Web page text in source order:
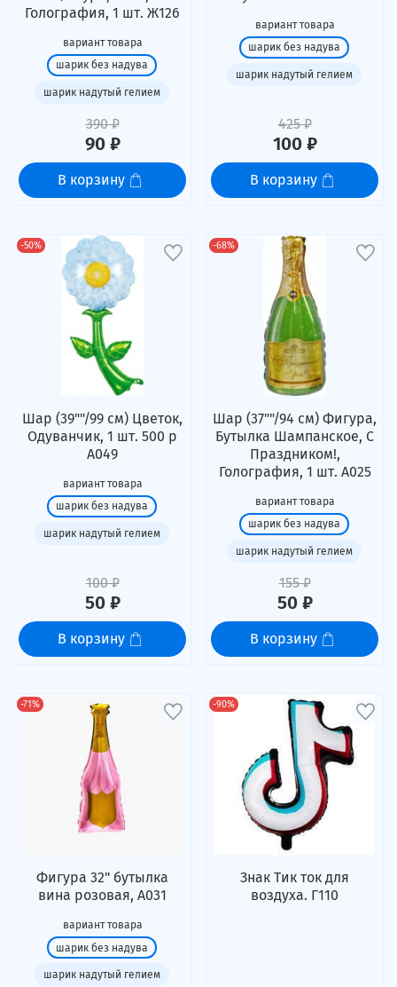
Голография, 1 шт. Ж126
вариант товара
шарик без надува
шарик надутый гелием
390 ₽
90 ₽
В корзину
вариант товара
шарик без надува
шарик надутый гелием
425 ₽
100 ₽
В корзину
-50%
Шар (39""/99 см) Цветок,
Одуванчик, 1 шт. 500 р
А049
вариант товара
шарик без надува
шарик надутый гелием
100 ₽
50 ₽
В корзину
-68%
Шар (37""/94 см) Фигура,
Бутылка Шампанское, С
Праздником!,
Голография, 1 шт. А025
вариант товара
шарик без надува
шарик надутый гелием
155 ₽
50 ₽
В корзину
-71%
Фигура 32" бутылка
вина розовая, А031
вариант товара
шарик без надува
шарик надутый гелием
-90%
Знак Тик ток для
воздуха. Г110